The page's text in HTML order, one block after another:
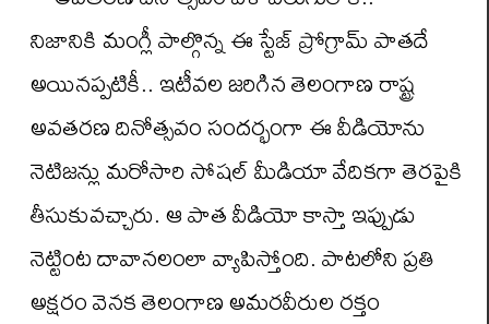
నిజానికి మంగ్లీ పాల్గొన్న ఈ స్టేజ్ ప్రోగ్రామ్ పాతదే
అయినప్పటికీ.. ఇటీవల జరిగిన తెలంగాణ రాష్ట్ర
అవతరణ దినోత్సవం సందర్భంగా ఈ వీడియోను
నెటిజన్లు మరోసారి సోషల్ మీడియా వేదికగా తెరపైకి
తీసుకువచ్చారు. ఆ పాత వీడియో కాస్తా ఇప్పుడు
నెట్టింట దావానలంలా వ్యాపిస్తోంది. పాటలోని ప్రతి
అక్షరం వెనక తెలంగాణ అమరవీరుల రక్తం